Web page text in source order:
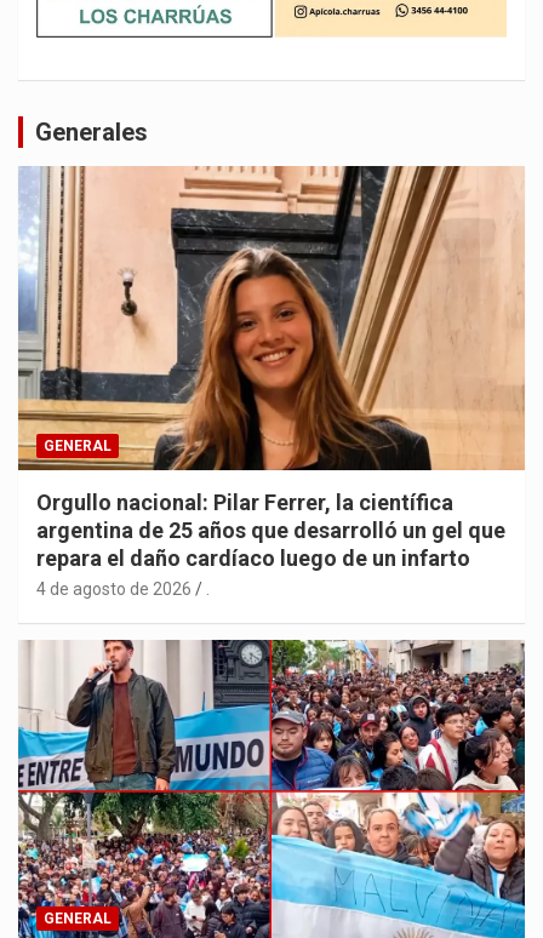
Generales
GENERAL
Orgullo nacional: Pilar Ferrer, la científica
argentina de 25 años que desarrolló un gel que
repara el daño cardíaco luego de un infarto
4 de agosto de 2026
GENERAL